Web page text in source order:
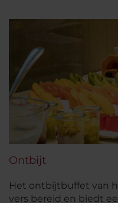
Ontbijt
Het ontbijtbuffet van
vers bereid en biedt